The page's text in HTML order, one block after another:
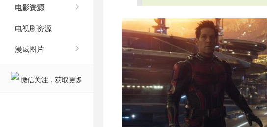
电影资源
电视剧资源
漫威图片
微信关注，获取更多